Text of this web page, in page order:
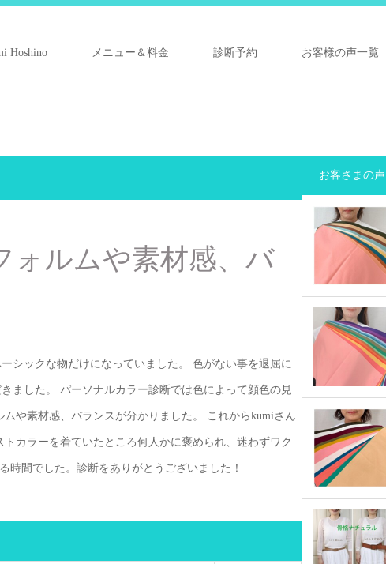
Hoshino メニュー＆料金 診断予約 お客様の声一覧
ォルムや素材感、バ
シックな物だけになっていました。 色がない事を退屈に
ました。 パーソナルカラー診断では色によって顔色の見
や素材感、バランスが分かりました。 これからkumiさん
カラーを着ていたところ何人かに褒められ、迷わずワク
時間でした。診断をありがとうございました！
お客さまの声